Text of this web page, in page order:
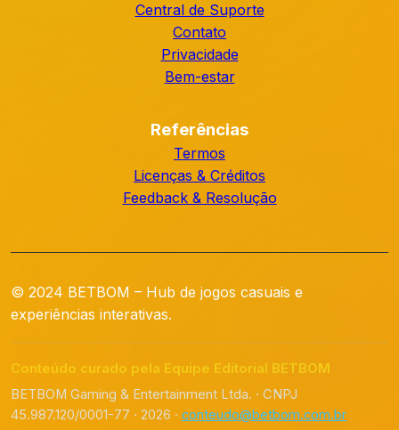
Central de Suporte
Contato
Privacidade
Bem-estar
Referências
Termos
Licenças & Créditos
Feedback & Resolução
© 2024 BETBOM – Hub de jogos casuais e
experiências interativas.
Conteúdo curado pela Equipe Editorial BETBOM
BETBOM Gaming & Entertainment Ltda. · CNPJ
45.987.120/0001-77 · 2026 · conteudo@betbom.com.br